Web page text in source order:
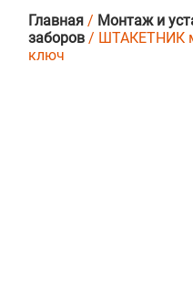
Главная / Монтаж и
заборов / ШТАКЕТНИК
ключ